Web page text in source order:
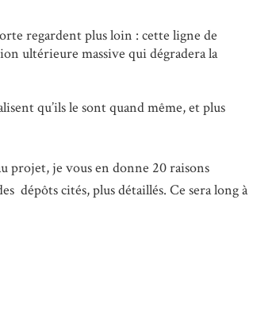
regardent plus loin : cette ligne de
ultérieure massive qui dégradera la
qu’ils le sont quand même, et plus
projet, je vous en donne 20 raisons
dépôts cités, plus détaillés. Ce sera long à